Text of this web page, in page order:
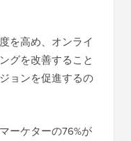
を高め、オンライ
グを改善すること
ョンを促進するの
ーケターの76%が